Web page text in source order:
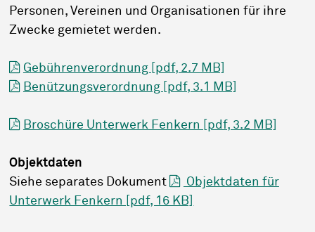
Personen, Vereinen und Organisationen für ihre
Zwecke gemietet werden.
Gebührenverordnung [pdf, 2.7 MB]
Benützungsverordnung [pdf, 3.1 MB]
Broschüre Unterwerk Fenkern [pdf, 3.2 MB]
Objektdaten
Siehe separates Dokument
Objektdaten für
Unterwerk Fenkern [pdf, 16 KB]